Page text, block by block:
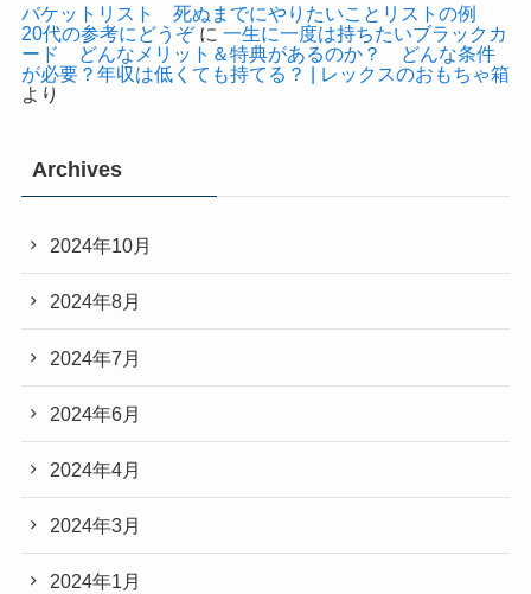
バケットリスト 死ぬまでにやりたいことリストの例
20代の参考にどうぞに 一生に一度は持ちたいブラックカ
ード どんなメリット＆特典があるのか？ どんな条件
が必要？年収は低くても持てる？ | レックスのおもちゃ箱
より
Archives
2024年10月
2024年8月
2024年7月
2024年6月
2024年4月
2024年3月
2024年1月